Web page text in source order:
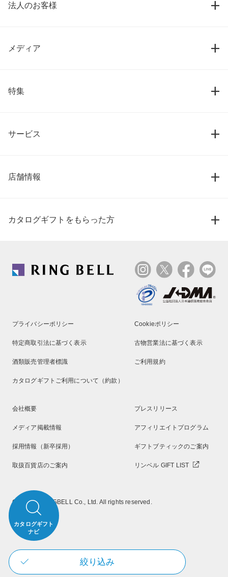
法人のお客様
メディア
特集
サービス
店舗情報
カタログギフトをもらった方
プライバシーポリシー Cookieポリシー
特定商取引法に基づく表示 古物営業法に基づく表示
酒類販売管理者標識 ご利用規約
カタログギフトご利用について（約款）
会社概要 プレスリリース
メディア掲載情報 アフィリエイトプログラム
採用情報（新卒採用） ギフトブティックのご案内
取扱百貨店のご案内 リンベル GIFT LIST
Copyright RINGBELL Co., Ltd. All rights reserved.
カタログギフト
ナビ
絞り込み